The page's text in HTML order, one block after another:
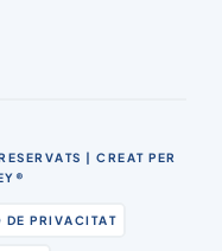
| CREAT PER
DE PRIVACITAT